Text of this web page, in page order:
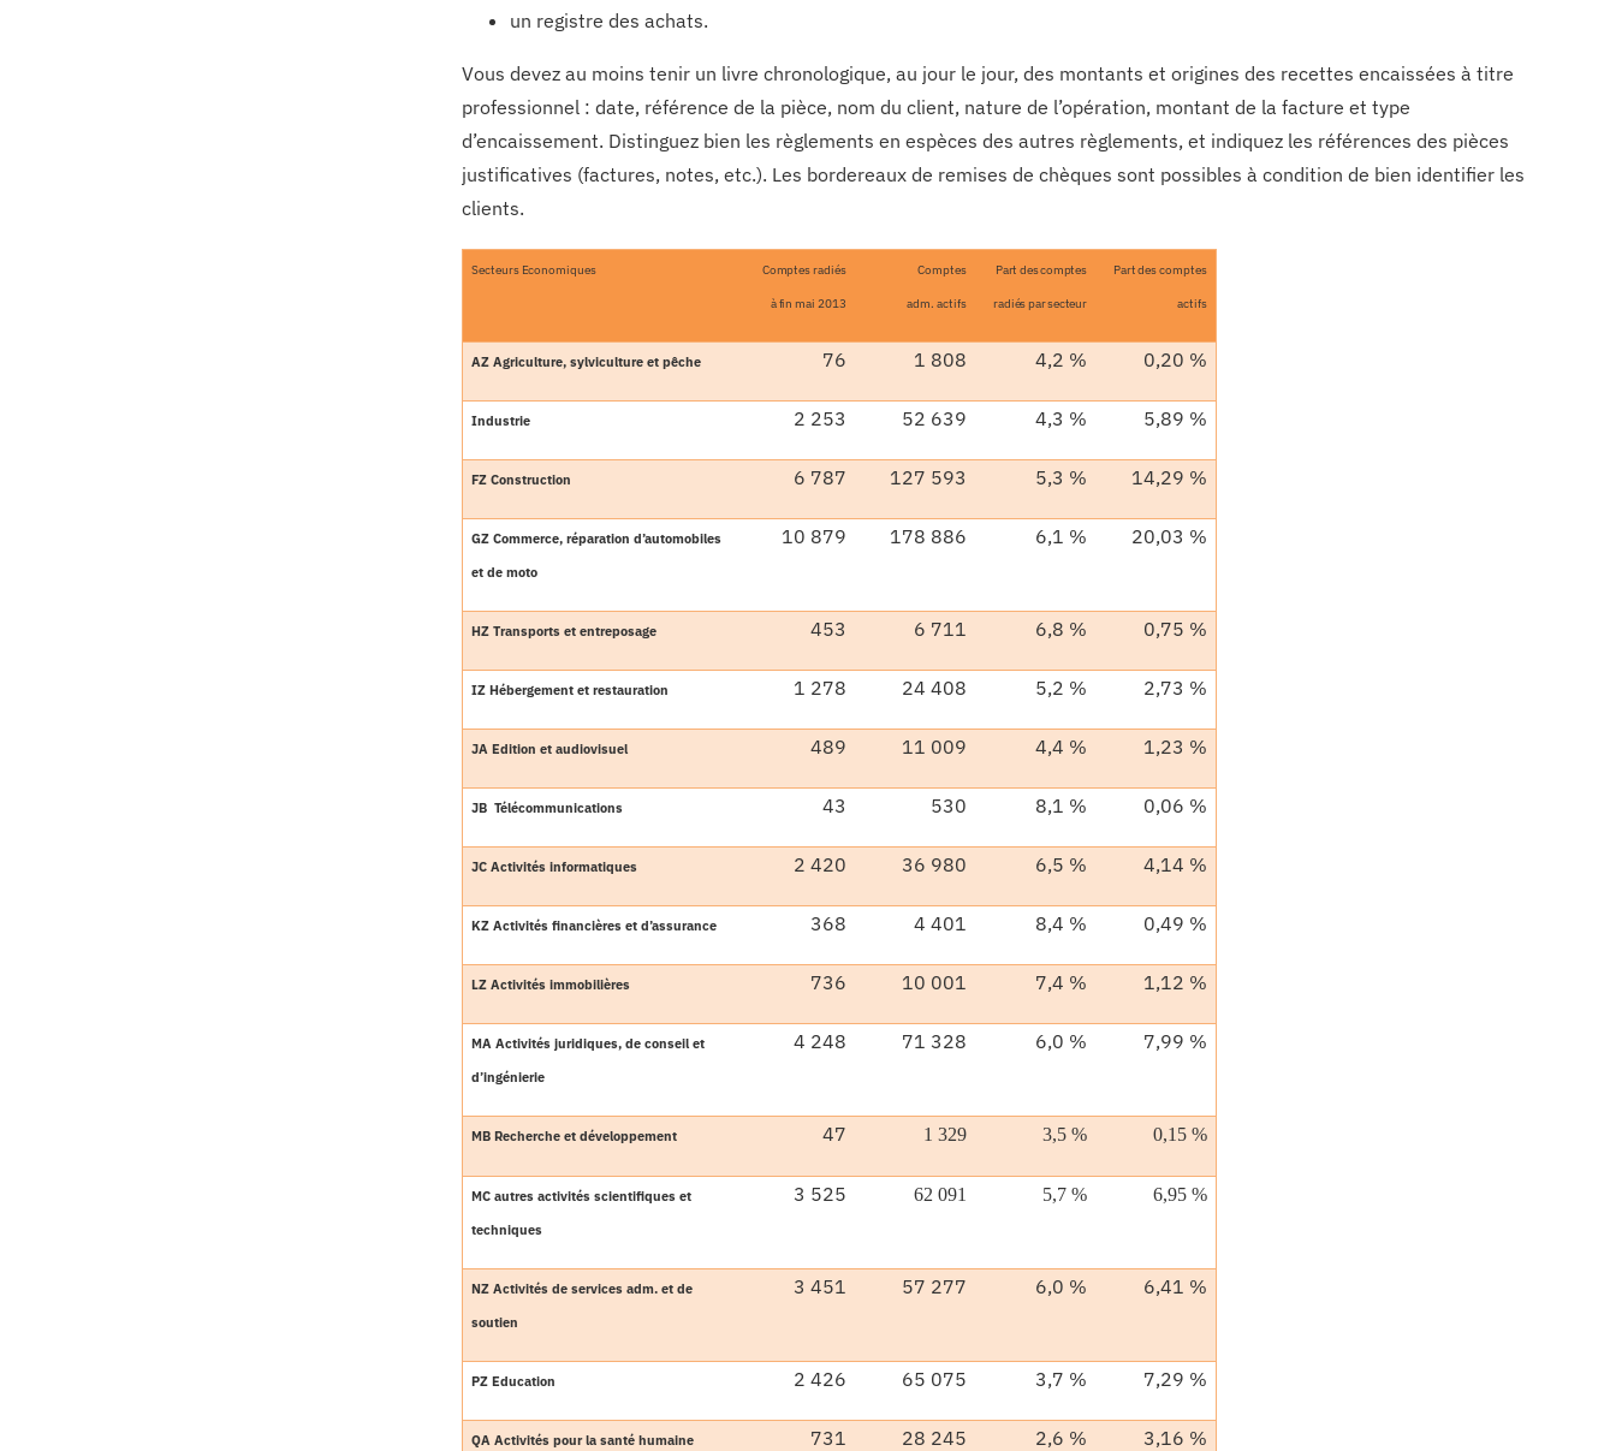
un registre des achats.
Vous devez au moins tenir un livre chronologique, au jour le jour, des montants et origines des recettes encaissées à titre
professionnel : date, référence de la pièce, nom du client, nature de l’opération, montant de la facture et type
d’encaissement. Distinguez bien les règlements en espèces des autres règlements, et indiquez les références des pièces
justificatives (factures, notes, etc.). Les bordereaux de remises de chèques sont possibles à condition de bien identifier les
clients.
Secteurs Economiques Comptes radiés
à fin mai 2013
Comptes
adm. actifs
Part des comptes
radiés par secteur
Part des comptes
actifs
AZ Agriculture, sylviculture et pêche 76 1 808 4,2 % 0,20 %
Industrie 2 253 52 639 4,3 % 5,89 %
FZ Construction 6 787 127 593 5,3 % 14,29 %
GZ Commerce, réparation d’automobiles
et de moto
10 879 178 886 6,1 % 20,03 %
HZ Transports et entreposage 453 6 711 6,8 % 0,75 %
IZ Hébergement et restauration 1 278 24 408 5,2 % 2,73 %
JA Edition et audiovisuel 489 11 009 4,4 % 1,23 %
JB Télécommunications 43 530 8,1 % 0,06 %
JC Activités informatiques 2 420 36 980 6,5 % 4,14 %
KZ Activités financières et d’assurance 368 4 401 8,4 % 0,49 %
LZ Activités immobilières 736 10 001 7,4 % 1,12 %
MA Activités juridiques, de conseil et
d’ingénierie
4 248 71 328 6,0 % 7,99 %
MB Recherche et développement 47 1 329 3,5 % 0,15 %
MC autres activités scientifiques et
techniques
3 525 62 091 5,7 % 6,95 %
NZ Activités de services adm. et de
soutien
3 451 57 277 6,0 % 6,41 %
PZ Education 2 426 65 075 3,7 % 7,29 %
QA Activités pour la santé humaine 731 28 245 2,6 % 3,16 %